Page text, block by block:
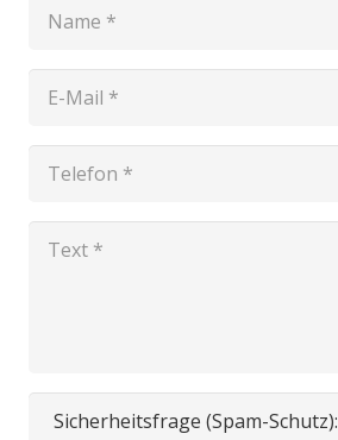
Sicherheitsfrage (Spam-Schutz):